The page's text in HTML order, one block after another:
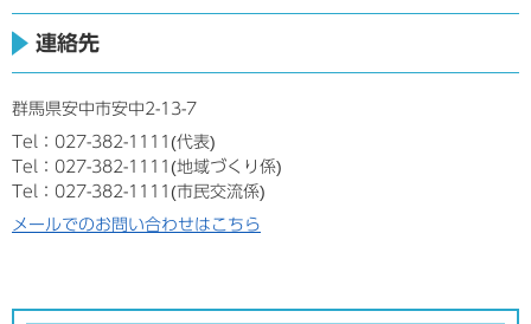
連絡先
群馬県安中市安中2-13-7
Tel：027-382-1111
代表
Tel：027-382-1111
地域づくり係
Tel：027-382-1111
市民交流係
メールでのお問い合わせはこちら